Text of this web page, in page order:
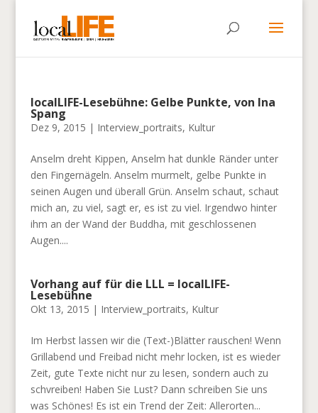
localLIFE-Lesebühne: Gelbe Punkte, von Ina
Spang
Dez 9, 2015 | Interview_portraits, Kultur
Anselm dreht Kippen, Anselm hat dunkle Ränder unter
den Fingernägeln. Anselm murmelt, gelbe Punkte in
seinen Augen und überall Grün. Anselm schaut, schaut
mich an, zu viel, sagt er, es ist zu viel. Irgendwo hinter
ihm an der Wand der Buddha, mit geschlossenen
Augen....
Vorhang auf für die LLL = localLIFE-
Lesebühne
Okt 13, 2015 | Interview_portraits, Kultur
Im Herbst lassen wir die (Text-)Blätter rauschen! Wenn
Grillabend und Freibad nicht mehr locken, ist es wieder
Zeit, gute Texte nicht nur zu lesen, sondern auch zu
schvreiben! Haben Sie Lust? Dann schreiben Sie uns
was Schönes! Es ist ein Trend der Zeit: Allerorten...